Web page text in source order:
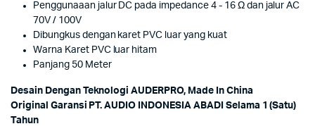
Penggunaaan jalur DC pada impedance 4 - 16 Ω dan jalur AC
70V / 100V
Dibungkus dengan karet PVC luar yang kuat
Warna Karet PVC luar hitam
Panjang 50 Meter
Desain Dengan Teknologi AUDERPRO, Made In China
Original Garansi PT. AUDIO INDONESIA ABADI Selama 1 (Satu)
Tahun